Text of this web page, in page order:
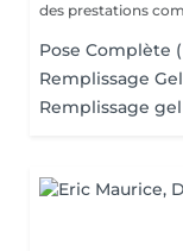
des prestations
Pose Complète
Remplissage
Remplissage